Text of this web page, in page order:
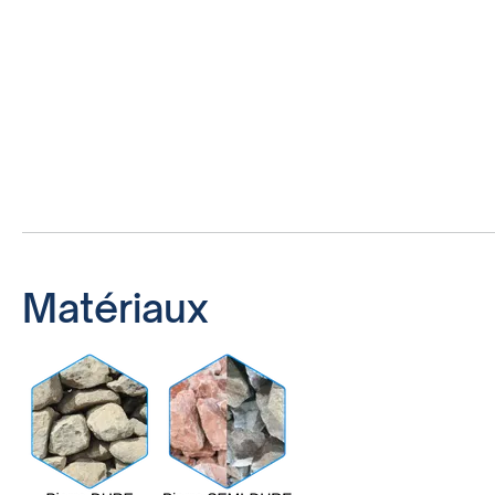
Matériaux